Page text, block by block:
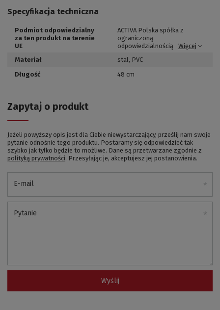
Specyfikacja techniczna
Podmiot odpowiedzialny
za ten produkt na terenie
UE
ACTIVA Polska spółka z
ograniczoną
odpowiedzialnością
Więcej
Materiał
stal, PVC
Długość
48 cm
Zapytaj o produkt
Jeżeli powyższy opis jest dla Ciebie niewystarczający, prześlij nam swoje
pytanie odnośnie tego produktu. Postaramy się odpowiedzieć tak
szybko jak tylko będzie to możliwe. Dane są przetwarzane zgodnie z
polityką prywatności. Przesyłając je, akceptujesz jej postanowienia.
E-mail
Pytanie
Wyślij